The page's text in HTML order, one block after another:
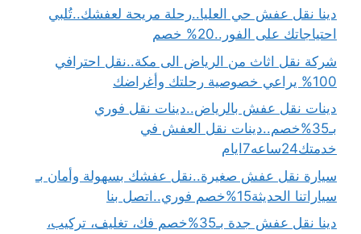
دينا نقل عفش حي العليا..رحلة مريحة لعفشك..تُلبي
احتياجاتك على الفور..20% خصم
شركة نقل اثاث من الرياض الى مكة..نقل احترافي
100% يراعي خصوصية رحلتك وأغراضك
دينات نقل عفش بالرياض..دينات نقل فوري
بـ35%خصم..دينات نقل العفش في
خدمتك24ساعه7ايام
سيارة نقل عفش صغيرة..نقل عفشك بسهولة وأمان بـ
سياراتنا الحديثة15%خصم فوري..اتصل بنا
دينا نقل عفش جدة بـ35%خصم فك، تغليف، تركيب،